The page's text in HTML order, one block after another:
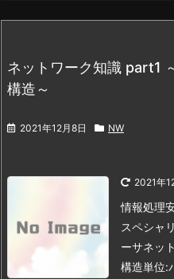
ネットワーク知識 part1
構造～
2021年12月8日 NW
2021年
情報処理
スペシャ
ーサネッ
構造単位: